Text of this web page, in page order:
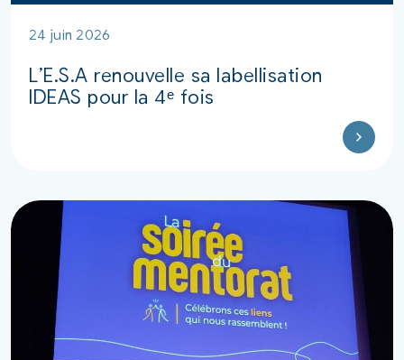
24 juin 2026
L’E.S.A renouvelle sa labellisation
IDEAS pour la 4ᵉ fois